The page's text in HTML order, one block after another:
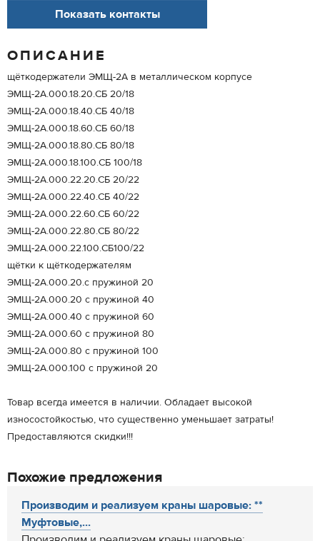
Показать контакты
ОПИСАНИЕ
щёткодержатели ЭМЩ-2А в металлическом корпусе
ЭМЩ-2А.000.18.20.СБ 20/18
ЭМЩ-2А.000.18.40.СБ 40/18
ЭМЩ-2А.000.18.60.СБ 60/18
ЭМЩ-2А.000.18.80.СБ 80/18
ЭМЩ-2А.000.18.100.СБ 100/18
ЭМЩ-2А.000.22.20.СБ 20/22
ЭМЩ-2А.000.22.40.СБ 40/22
ЭМЩ-2А.000.22.60.СБ 60/22
ЭМЩ-2А.000.22.80.СБ 80/22
ЭМЩ-2А.000.22.100.СБ100/22
щётки к щёткодержателям
ЭМЩ-2А.000.20.с пружиной 20
ЭМЩ-2А.000.20 с пружиной 40
ЭМЩ-2А.000.40 с пружиной 60
ЭМЩ-2А.000.60 с пружиной 80
ЭМЩ-2А.000.80 с пружиной 100
ЭМЩ-2А.000.100 с пружиной 20
Товар всегда имеется в наличии. Обладает высокой
износостойкостью, что существенно уменьшает затраты!
Предоставляются скидки!!!
Похожие предложения
Производим и реализуем краны шаровые: **
Муфтовые,...